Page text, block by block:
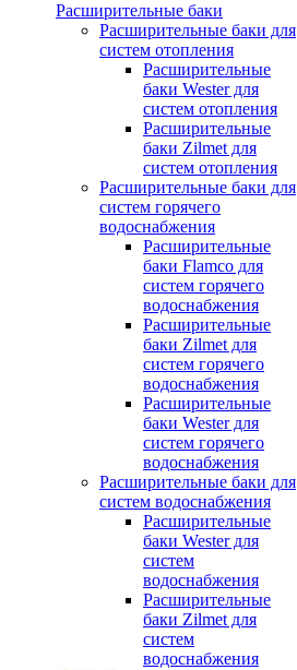
Расширительные баки
Расширительные баки для
систем отопления
Расширительные
баки Wester для
систем отопления
Расширительные
баки Zilmet для
систем отопления
Расширительные баки для
систем горячего
водоснабжения
Расширительные
баки Flamco для
систем горячего
водоснабжения
Расширительные
баки Zilmet для
систем горячего
водоснабжения
Расширительные
баки Wester для
систем горячего
водоснабжения
Расширительные баки для
систем водоснабжения
Расширительные
баки Wester для
систем
водоснабжения
Расширительные
баки Zilmet для
систем
водоснабжения